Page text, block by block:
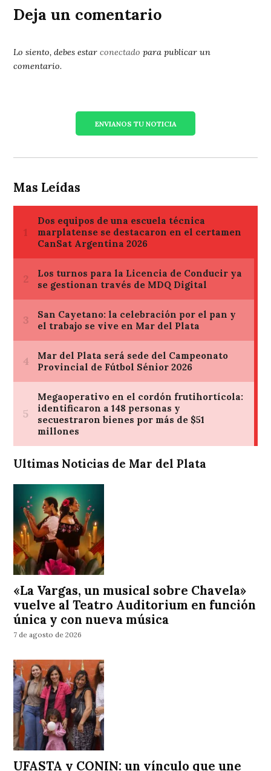
Deja un comentario
Lo siento, debes estarconectado para publicar un
comentario.
ENVIANOS TU NOTICIA
Mas Leídas
Ultimas Noticias de Mar del Plata
«La Vargas, un musical sobre Chavela»
vuelve al Teatro Auditorium en función
única y con nueva música
7 de agosto de 2026
UFASTA y CONIN: un vínculo que une